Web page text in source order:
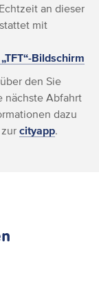
an dieser
mit
Bildschirm
den Sie
nächste Abfahrt
dazu
cityapp.